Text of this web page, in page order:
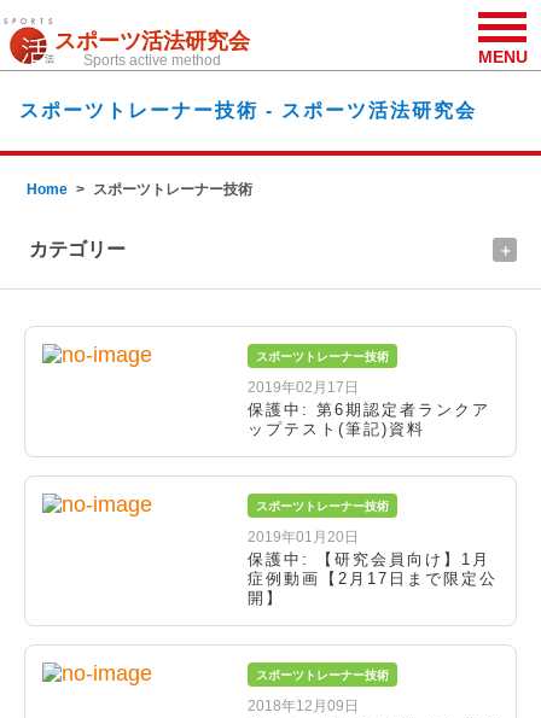
スポーツ活法研究会
Sports active method MENU
スポーツトレーナー技術 - スポーツ活法研究会
Home スポーツトレーナー技術
カテゴリー
スポーツトレーナー技術
2019年02月17日
保護中: 第6期認定者ランクア
ップテスト(筆記)資料
スポーツトレーナー技術
2019年01月20日
保護中: 【研究会員向け】1月
症例動画【2月17日まで限定公
開】
スポーツトレーナー技術
2018年12月09日